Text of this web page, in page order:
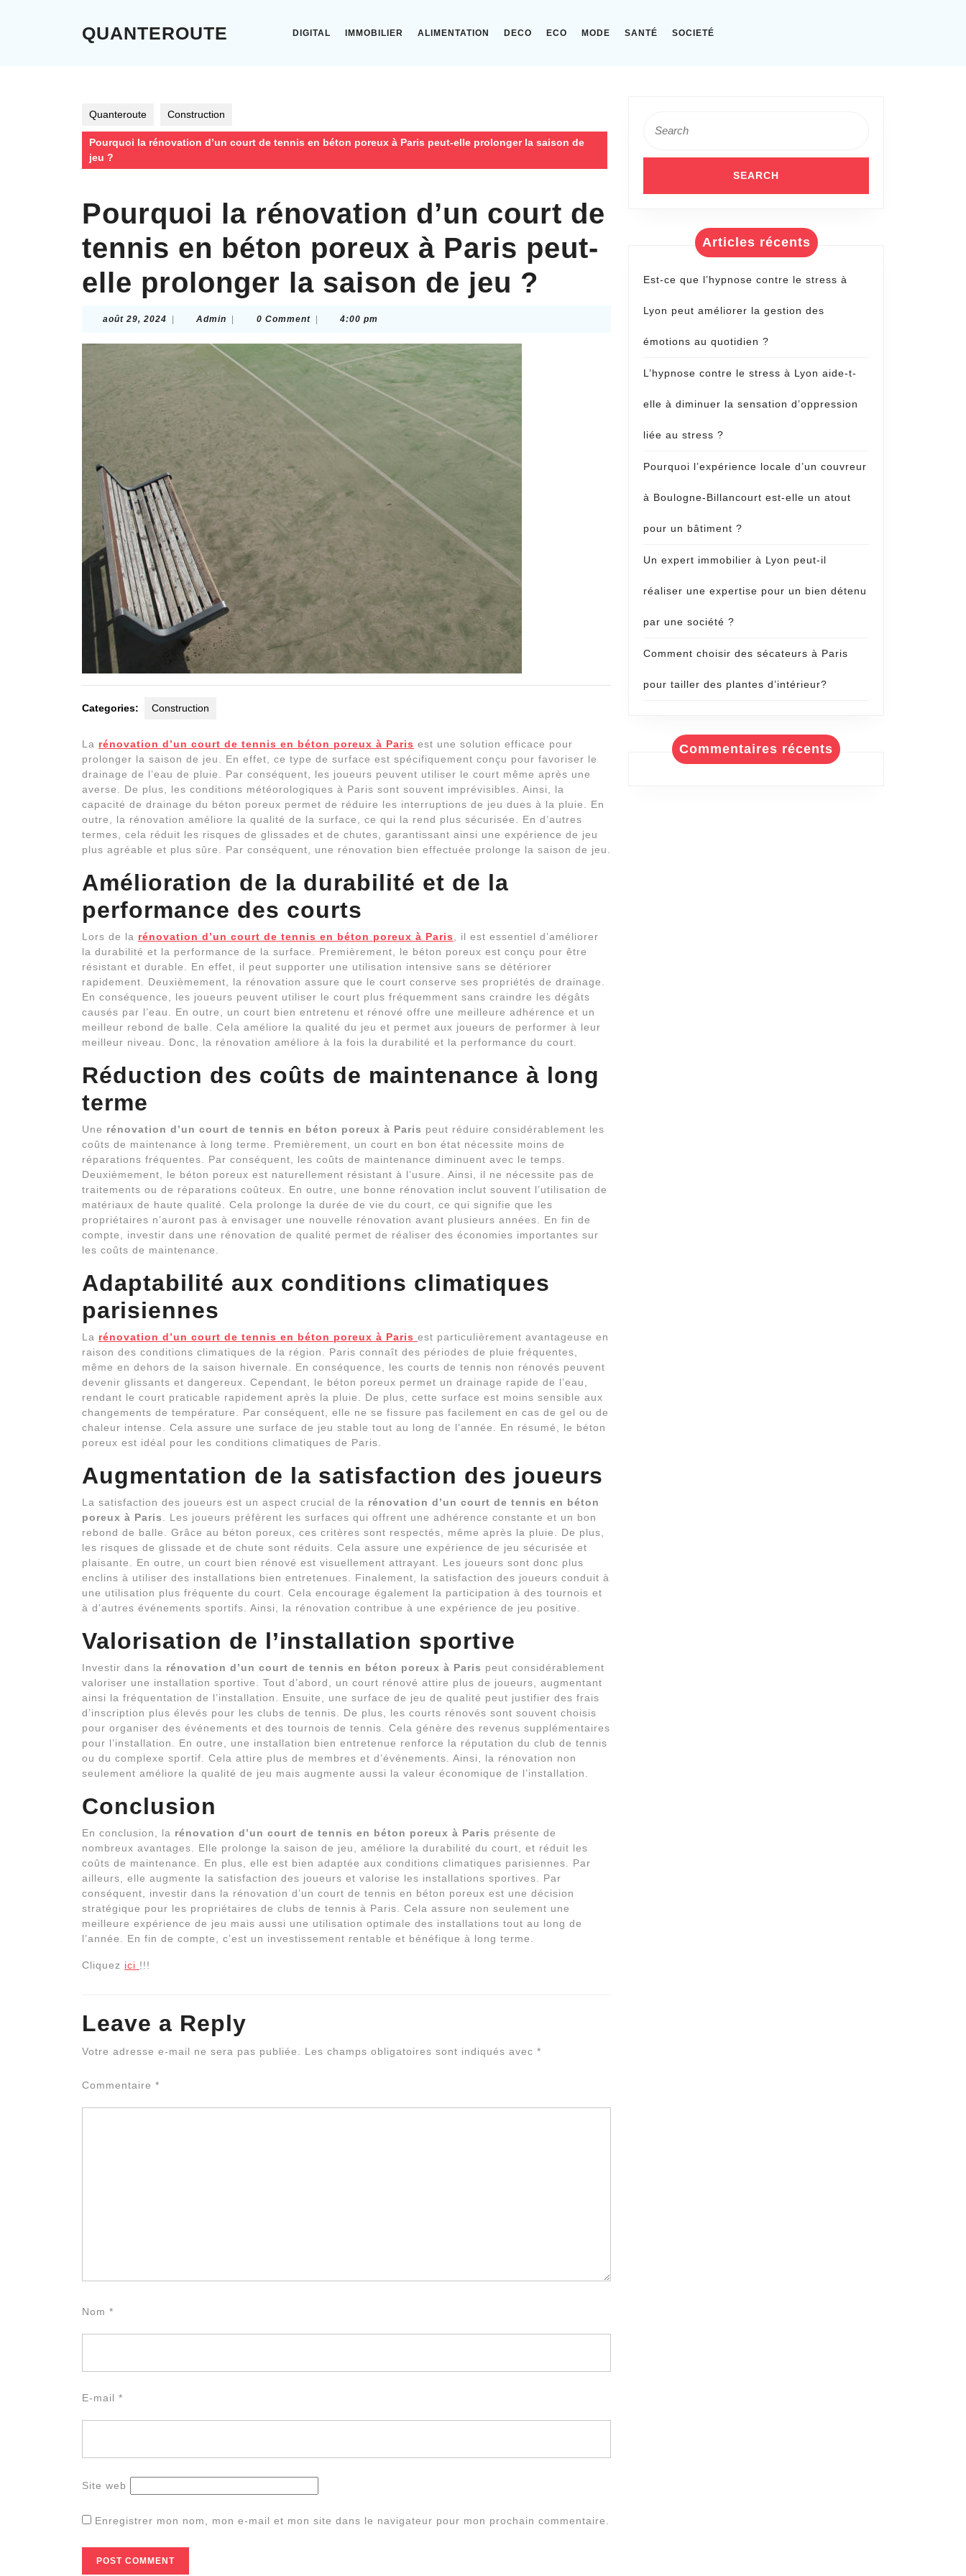
QUANTEROUTE DIGITAL IMMOBILIER ALIMENTATION DECO ECO MODE SANTÉ SOCIETÉ
Quanteroute Construction
Pourquoi la rénovation d’un court de tennis en béton poreux à Paris peut-elle prolonger la saison de
jeu ?
Pourquoi la rénovation d’un court de
tennis en béton poreux à Paris peut-
elle prolonger la saison de jeu ?
août 29, 2024 août
2024
Admin Admin 0 Comment 4:00 pm
Categories: Construction
La rénovation d’un court de tennis en béton poreux à Paris est une solution efficace pour
prolonger la saison de jeu. En effet, ce type de surface est spécifiquement conçu pour favoriser le
drainage de l’eau de pluie. Par conséquent, les joueurs peuvent utiliser le court même après une
averse. De plus, les conditions météorologiques à Paris sont souvent imprévisibles. Ainsi, la
capacité de drainage du béton poreux permet de réduire les interruptions de jeu dues à la pluie. En
outre, la rénovation améliore la qualité de la surface, ce qui la rend plus sécurisée. En d’autres
termes, cela réduit les risques de glissades et de chutes, garantissant ainsi une expérience de jeu
plus agréable et plus sûre. Par conséquent, une rénovation bien effectuée prolonge la saison de jeu.
Amélioration de la durabilité et de la
performance des courts
Lors de la rénovation d’un court de tennis en béton poreux à Paris
, il est essentiel d’améliorer
la durabilité et la performance de la surface. Premièrement, le béton poreux est conçu pour être
résistant et durable. En effet, il peut supporter une utilisation intensive sans se détériorer
rapidement. Deuxièmement, la rénovation assure que le court conserve ses propriétés de drainage.
En conséquence, les joueurs peuvent utiliser le court plus fréquemment sans craindre les dégâts
causés par l’eau. En outre, un court bien entretenu et rénové offre une meilleure adhérence et un
meilleur rebond de balle. Cela améliore la qualité du jeu et permet aux joueurs de performer à leur
meilleur niveau. Donc, la rénovation améliore à la fois la durabilité et la performance du court.
Réduction des coûts de maintenance à long
terme
Une rénovation d’un court de tennis en béton poreux à Paris peut réduire considérablement les
coûts de maintenance à long terme. Premièrement, un court en bon état nécessite moins de
réparations fréquentes. Par conséquent, les coûts de maintenance diminuent avec le temps.
Deuxièmement, le béton poreux est naturellement résistant à l’usure. Ainsi, il ne nécessite pas de
traitements ou de réparations coûteux. En outre, une bonne rénovation inclut souvent l’utilisation de
matériaux de haute qualité. Cela prolonge la durée de vie du court, ce qui signifie que les
propriétaires n’auront pas à envisager une nouvelle rénovation avant plusieurs années. En fin de
compte, investir dans une rénovation de qualité permet de réaliser des économies importantes sur
les coûts de maintenance.
Adaptabilité aux conditions climatiques
parisiennes
La rénovation d’un court de tennis en béton poreux à Paris est particulièrement avantageuse en
raison des conditions climatiques de la région. Paris connaît des périodes de pluie fréquentes,
même en dehors de la saison hivernale. En conséquence, les courts de tennis non rénovés peuvent
devenir glissants et dangereux. Cependant, le béton poreux permet un drainage rapide de l’eau,
rendant le court praticable rapidement après la pluie. De plus, cette surface est moins sensible aux
changements de température. Par conséquent, elle ne se fissure pas facilement en cas de gel ou de
chaleur intense. Cela assure une surface de jeu stable tout au long de l’année. En résumé, le béton
poreux est idéal pour les conditions climatiques de Paris.
Augmentation de la satisfaction des joueurs
La satisfaction des joueurs est un aspect crucial de la rénovation d’un court de tennis en béton
poreux à Paris
. Les joueurs préfèrent les surfaces qui offrent une adhérence constante et un bon
rebond de balle. Grâce au béton poreux, ces critères sont respectés, même après la pluie. De plus,
les risques de glissade et de chute sont réduits. Cela assure une expérience de jeu sécurisée et
plaisante. En outre, un court bien rénové est visuellement attrayant. Les joueurs sont donc plus
enclins à utiliser des installations bien entretenues. Finalement, la satisfaction des joueurs conduit à
une utilisation plus fréquente du court. Cela encourage également la participation à des tournois et
à d’autres événements sportifs. Ainsi, la rénovation contribue à une expérience de jeu positive.
Valorisation de l’installation sportive
Investir dans la rénovation d’un court de tennis en béton poreux à Paris peut considérablement
valoriser une installation sportive. Tout d’abord, un court rénové attire plus de joueurs, augmentant
ainsi la fréquentation de l’installation. Ensuite, une surface de jeu de qualité peut justifier des frais
d’inscription plus élevés pour les clubs de tennis. De plus, les courts rénovés sont souvent choisis
pour organiser des événements et des tournois de tennis. Cela génère des revenus supplémentaires
pour l’installation. En outre, une installation bien entretenue renforce la réputation du club de tennis
ou du complexe sportif. Cela attire plus de membres et d’événements. Ainsi, la rénovation non
seulement améliore la qualité de jeu mais augmente aussi la valeur économique de l’installation.
Conclusion
En conclusion, la rénovation d’un court de tennis en béton poreux à Paris présente de
nombreux avantages. Elle prolonge la saison de jeu, améliore la durabilité du court, et réduit les
coûts de maintenance. En plus, elle est bien adaptée aux conditions climatiques parisiennes. Par
ailleurs, elle augmente la satisfaction des joueurs et valorise les installations sportives. Par
conséquent, investir dans la rénovation d’un court de tennis en béton poreux est une décision
stratégique pour les propriétaires de clubs de tennis à Paris. Cela assure non seulement une
meilleure expérience de jeu mais aussi une utilisation optimale des installations tout au long de
l’année. En fin de compte, c’est un investissement rentable et bénéfique à long terme.
Cliquez ici !!!
Leave a Reply
Votre adresse e-mail ne sera pas publiée. Les champs obligatoires sont indiqués avec *
Commentaire *
Nom *
E-mail *
Site web
Enregistrer mon nom, mon e-mail et mon site dans le navigateur pour mon prochain commentaire.
for:
Articles récents
Est-ce que l’hypnose contre le stress à
Lyon peut améliorer la gestion des
émotions au quotidien ?
L’hypnose contre le stress à Lyon aide-t-
elle à diminuer la sensation d’oppression
liée au stress ?
Pourquoi l’expérience locale d’un couvreur
à Boulogne-Billancourt est-elle un atout
pour un bâtiment ?
Un expert immobilier à Lyon peut-il
réaliser une expertise pour un bien détenu
par une société ?
Comment choisir des sécateurs à Paris
pour tailler des plantes d’intérieur?
Commentaires récents